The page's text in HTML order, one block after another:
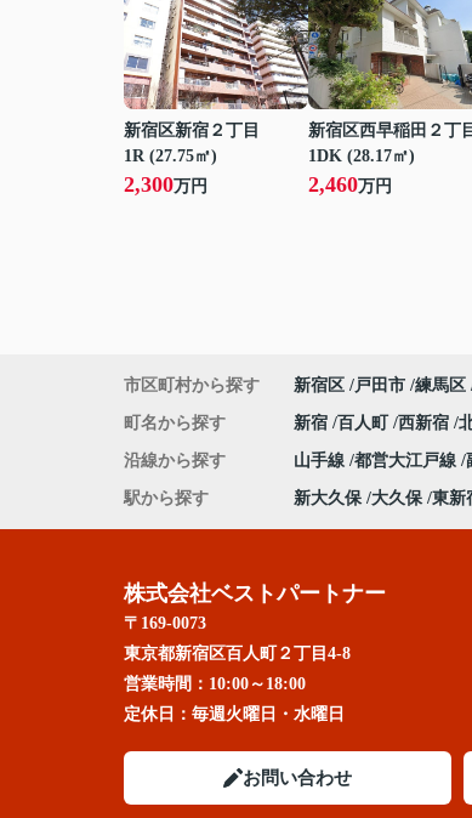
新宿区新宿２丁目
1R (27.75㎡)
2,300万円
新宿区西早稲田２丁
1DK (28.17㎡)
2,460万円
市区町村から探す 新宿区 戸田市 練馬区
町名から探す 新宿 百人町 西新宿
沿線から探す 山手線 都営大江戸線
駅から探す 新大久保 大久保 東新
株式会社ベストパートナー
〒169-0073
東京都新宿区百人町２丁目4-8
営業時間： 10:00～18:00
定休日： 毎週火曜日・水曜日
お問い合わせ